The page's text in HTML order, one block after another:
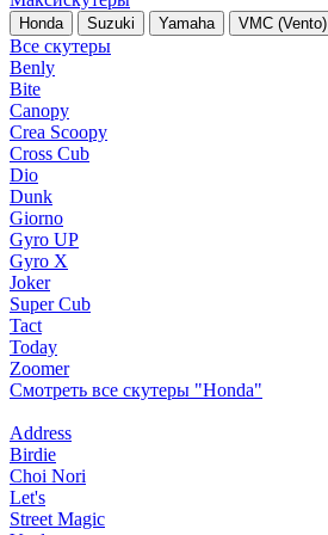
Honda Suzuki Yamaha VMC (Vento)
Все скутеры
Benly
Bite
Canopy
Crea Scoopy
Cross Cub
Dio
Dunk
Giorno
Gyro UP
Gyro X
Joker
Super Cub
Tact
Today
Zoomer
Смотреть все скутеры "Honda"
Address
Birdie
Choi Nori
Let's
Street Magic